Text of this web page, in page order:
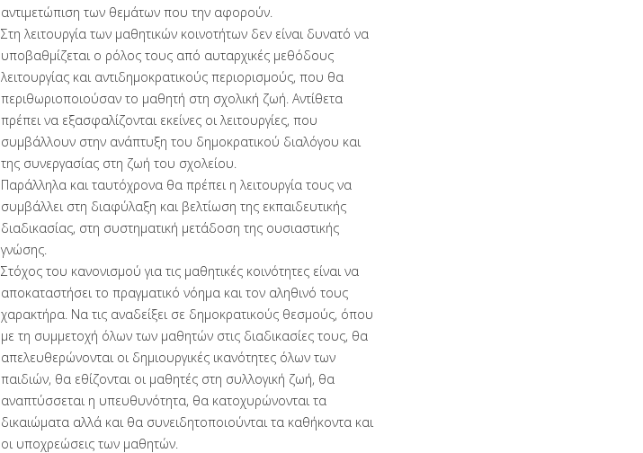
αντιμετώπιση των θεμάτων που την αφορούν.
Στη λειτουργία των μαθητικών κοινοτήτων δεν είναι δυνατό να
υποβαθμίζεται ο ρόλος τους από αυταρχικές μεθόδους
λειτουργίας και αντιδημοκρατικούς περιορισμούς, που θα
περιθωριοποιούσαν το μαθητή στη σχολική ζωή. Αντίθετα
πρέπει να εξασφαλίζονται εκείνες οι λειτουργίες, που
συμβάλλουν στην ανάπτυξη του δημοκρατικού διαλόγου και
της συνεργασίας στη ζωή του σχολείου.
Παράλληλα και ταυτόχρονα θα πρέπει η λειτουργία τους να
συμβάλλει στη διαφύλαξη και βελτίωση της εκπαιδευτικής
διαδικασίας, στη συστηματική μετάδοση της ουσιαστικής
γνώσης.
Στόχος του κανονισμού για τις μαθητικές κοινότητες είναι να
αποκαταστήσει το πραγματικό νόημα και τον αληθινό τους
χαρακτήρα. Να τις αναδείξει σε δημοκρατικούς θεσμούς, όπου
με τη συμμετοχή όλων των μαθητών στις διαδικασίες τους, θα
απελευθερώνονται οι δημιουργικές ικανότητες όλων των
παιδιών, θα εθίζονται οι μαθητές στη συλλογική ζωή, θα
αναπτύσσεται η υπευθυνότητα, θα κατοχυρώνονται τα
δικαιώματα αλλά και θα συνειδητοποιούνται τα καθήκοντα και
οι υποχρεώσεις των μαθητών.